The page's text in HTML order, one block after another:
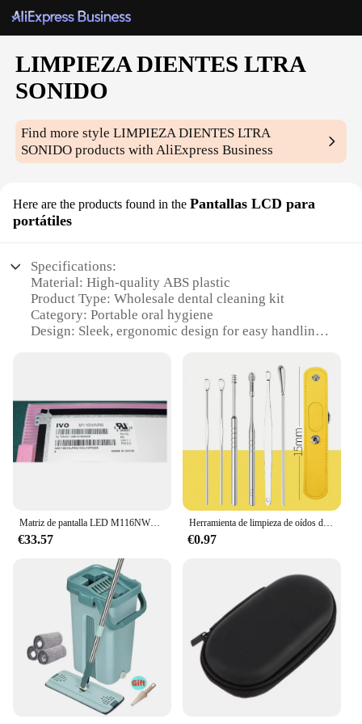
LIMPIEZA DIENTES LTRA
SONIDO
Find more styleLIMPIEZA DIENTES LTRA
SONIDO products with AliExpress Business
Here are the products found in the Pantallas LCD para
portátiles
Specifications:
Material: High-quality ABS plastic
Product Type: Wholesale dental cleaning kit
Category: Portable oral hygiene
Design: Sleek, ergonomic design for easy handling
Performance: Advanced sonic technology for
Parts and Accessories: Includes a complete set of
brush heads for diverse cleaning needs
Features:
**Advanced Sonic Technology for Superior
Cleaning**
The LIMPIEZA DIENTES LTRA SONIDO Pantallas
LCD for portable devices is a revolutionary dental
cleaning solution that combines advanced sonic
technology with a user-friendly design. This
innovative device is specifically designed to tackle
plaque and stains, ensuring a deep and thorough
cleaning experience. The advanced sonic
technology creates vibrations that penetrate deep
into the gaps between teeth and along the gum line,
effectively removing up to 7x more plaque than
manual brushing alone.
Matriz de pantalla LED M116NWR6 R0 M116NWR6-R0 para ordenador portátil 11,6 "1366X768 30 pines pantalla LCD delgada mate
€33.57
Herramienta de limpieza de oídos de acero inoxidable, Kit de selección de oreja y bolsa de almacenamiento, herramienta removedora de cera de oído, 1 ud.
€0.97